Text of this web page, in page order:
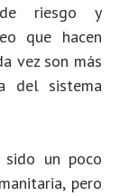
riesgo y
que hacen
vez son más
del sistema
sido un poco
pero